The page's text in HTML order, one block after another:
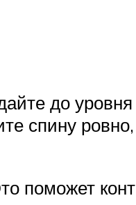
до
спину
поможет